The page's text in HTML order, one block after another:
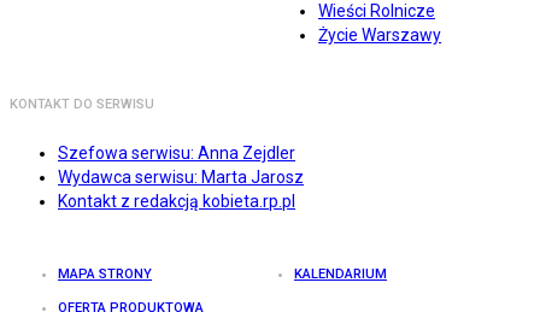
Wieści Rolnicze
Życie Warszawy
KONTAKT DO SERWISU
Szefowa serwisu: Anna Zejdler
Wydawca serwisu: Marta Jarosz
Kontakt z redakcją kobieta.rp.pl
MAPA STRONY KALENDARIUM
OFERTA PRODUKTOWA